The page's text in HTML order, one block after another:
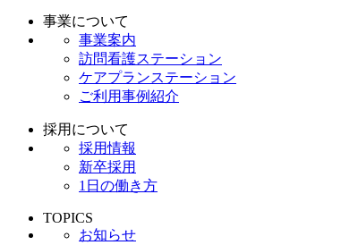
事業について
事業案内
訪問看護ステーション
ケアプランステーション
ご利用事例紹介
採用について
採用情報
新卒採用
1日の働き方
TOPICS
お知らせ